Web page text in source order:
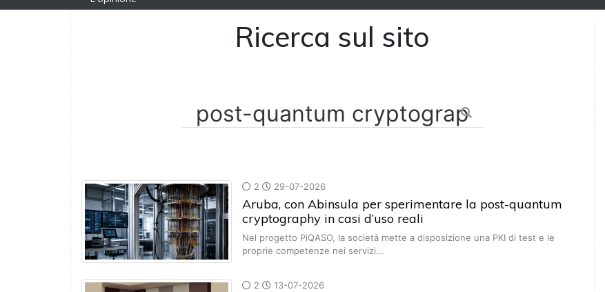
Ricerca sul sito
2 29-07-2026
Aruba, con Abinsula per sperimentare la post-quantum
cryptography in casi d’uso reali
Nel progetto PiQASO, la società mette a disposizione una PKI di test e le
proprie competenze nei servizi…
2 13-07-2026